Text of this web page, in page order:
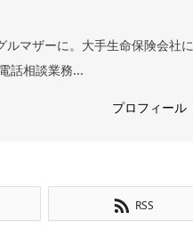
ルマザーに。大手生命保険会社に
話相談業務...
プロフィール
RSS